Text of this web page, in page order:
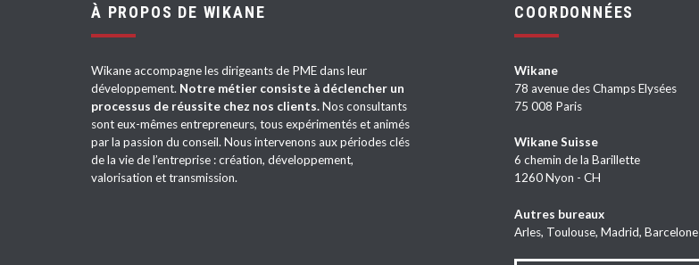
À PROPOS DE WIKANE
Wikane accompagne les dirigeants de PME dans leur
développement. Notre métier consiste à déclencher un
processus de réussite chez nos clients.Nos consultants
sont eux-mêmes entrepreneurs, tous expérimentés et animés
par la passion du conseil. Nous intervenons aux périodes clés
de la vie de l’entreprise : création, développement,
valorisation et transmission.
COORDONNÉES
Wikane
78 avenue des Champs Elysées
75 008 Paris
Wikane Suisse
6 chemin de la Barillette
1260 Nyon - CH
Autres bureaux
Arles, Toulouse, Madrid, Barcelone